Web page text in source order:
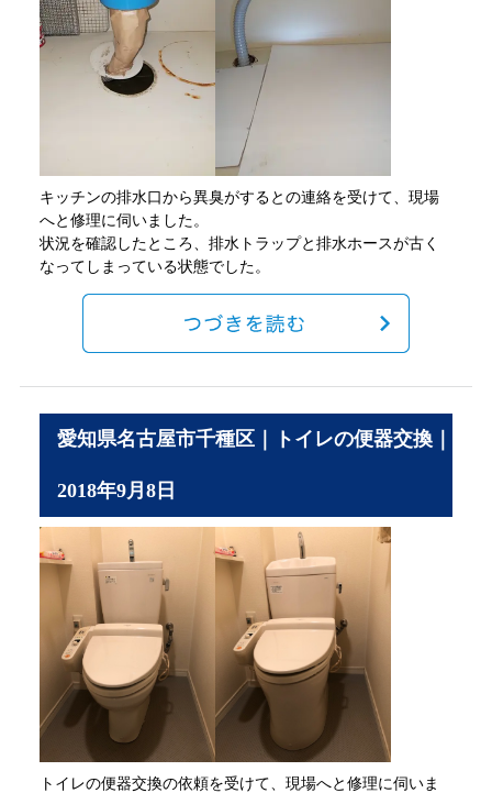
キッチンの排水口から異臭がするとの連絡を受けて、現場
へと修理に伺いました。
状況を確認したところ、排水トラップと排水ホースが古く
なってしまっている状態でした。
愛知県名古屋市千種区｜トイレの便器交換｜
2018年9月8日
トイレの便器交換の依頼を受けて、現場へと修理に伺いま